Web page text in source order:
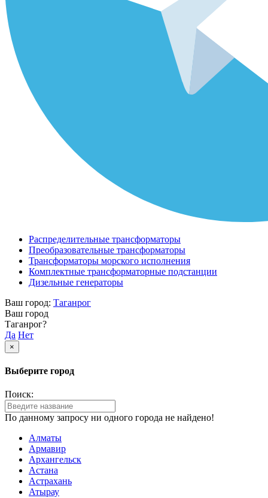
Распределительные трансформаторы
Преобразовательные трансформаторы
Трансформаторы морского исполнения
Комплектные трансформаторные подстанции
Дизельные генераторы
Ваш город: Таганрог
Ваш город
Таганрог?
Да Нет
×
Выберите город
Поиск:
По данному запросу ни одного города не найдено!
Алматы
Армавир
Архангельск
Астана
Астрахань
Атырау